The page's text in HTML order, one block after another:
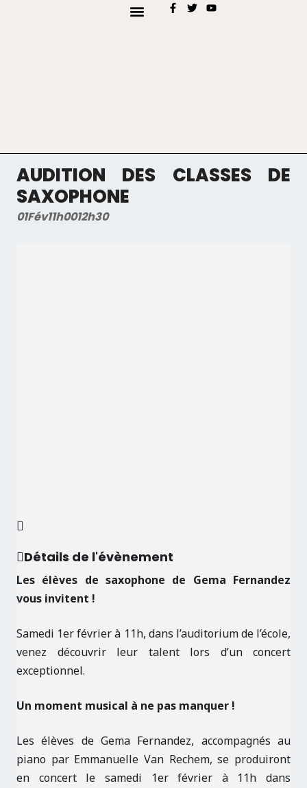
AUDITION DES CLASSES DE
SAXOPHONE
01Fév11h0012h30
Détails de l'évènement
Les élèves de saxophone de Gema Fernandez
vous invitent !
Samedi 1er février à 11h, dans l’auditorium de l’école,
venez découvrir leur talent lors d’un concert
exceptionnel.
Un moment musical à ne pas manquer !
Les élèves de Gema Fernandez, accompagnés au
piano par Emmanuelle Van Rechem, se produiront
en concert le samedi 1er février à 11h dans